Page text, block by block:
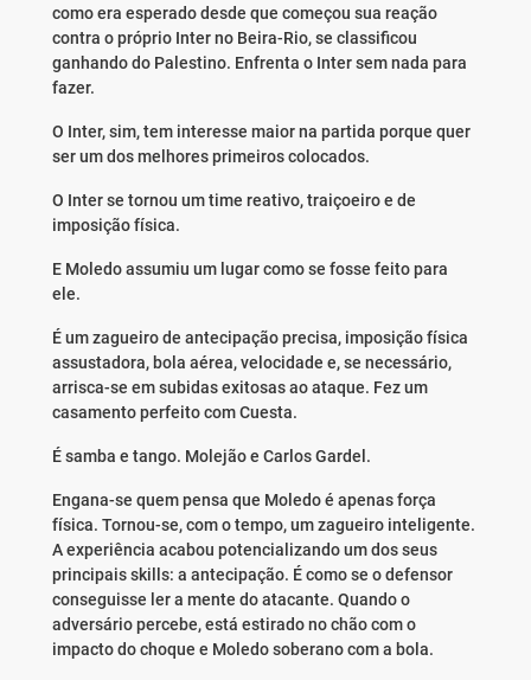
como era esperado desde que começou sua reação
contra o próprio Inter no Beira-Rio, se classificou
ganhando do Palestino. Enfrenta o Inter sem nada para
fazer.
O Inter, sim, tem interesse maior na partida porque quer
ser um dos melhores primeiros colocados.
O Inter se tornou um time reativo, traiçoeiro e de
imposição física.
E Moledo assumiu um lugar como se fosse feito para
ele.
É um zagueiro de antecipação precisa, imposição física
assustadora, bola aérea, velocidade e, se necessário,
arrisca-se em subidas exitosas ao ataque. Fez um
casamento perfeito com Cuesta.
É samba e tango. Molejão e Carlos Gardel.
Engana-se quem pensa que Moledo é apenas força
física. Tornou-se, com o tempo, um zagueiro inteligente.
A experiência acabou potencializando um dos seus
principais skills: a antecipação. É como se o defensor
conseguisse ler a mente do atacante. Quando o
adversário percebe, está estirado no chão com o
impacto do choque e Moledo soberano com a bola.